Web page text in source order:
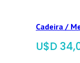
Cadeira /
$